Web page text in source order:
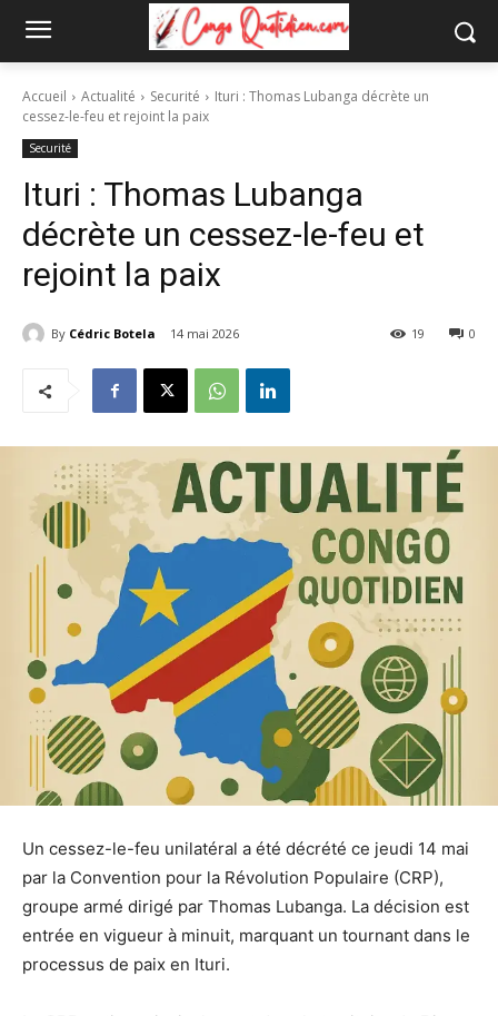
Accueil Actualité Securité
Ituri : Thomas Lubanga décrète un
cessez-le-feu et rejoint la paix
Securité
Ituri : Thomas Lubanga
décrète un cessez-le-feu et
rejoint la paix
By Cédric Botela 14 mai 2026 0
19
Un cessez-le-feu unilatéral a été décrété ce jeudi 14 mai
par la Convention pour la Révolution Populaire (CRP),
groupe armé dirigé par Thomas Lubanga. La décision est
entrée en vigueur à minuit, marquant un tournant dans le
processus de paix en Ituri.